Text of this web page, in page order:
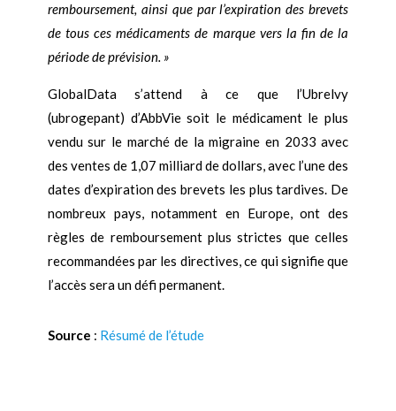
remboursement, ainsi que par l’expiration des brevets
de tous ces médicaments de marque vers la fin de la
période de prévision. »
GlobalData s’attend à ce que l’Ubrelvy
(ubrogepant) d’AbbVie soit le médicament le plus
vendu sur le marché de la migraine en 2033 avec
des ventes de 1,07 milliard de dollars, avec l’une des
dates d’expiration des brevets les plus tardives. De
nombreux pays, notamment en Europe, ont des
règles de remboursement plus strictes que celles
recommandées par les directives, ce qui signifie que
l’accès sera un défi permanent.
Source : Résumé de l’étude